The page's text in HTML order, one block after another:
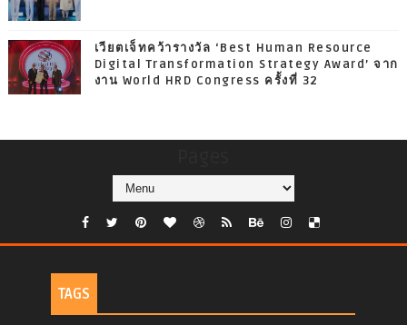
เวียตเจ็ทคว้ารางวัล ‘Best Human Resource
Digital Transformation Strategy Award’ จาก
งาน World HRD Congress ครั้งที่ 32
TAGS